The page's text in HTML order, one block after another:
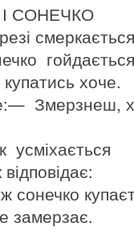
СОНЕЧКО
хоче.
Змерзнеш,
усміхається
замерзає.